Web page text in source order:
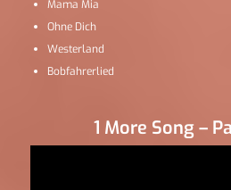
Mama Mia
Ohne Dich
Westerland
Bobfahrerlied
1 More Song –